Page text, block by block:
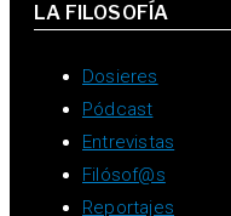
LA FILOSOFÍA
Dosieres
Pódcast
Entrevistas
Filósof@s
Reportajes